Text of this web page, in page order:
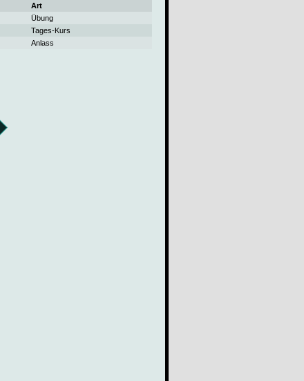
Art
Übung
Tages-Kurs
Anlass